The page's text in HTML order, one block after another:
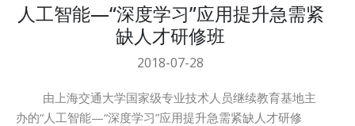
人工智能—“深度学习”应用提升急需紧
缺人才研修班
2018-07-28
由上海交通大学国家级专业技术人员继续教育基地主
办的“人工智能—“深度学习”应用提升急需紧缺人才研修